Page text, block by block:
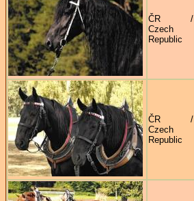
ČR /
Czech
Republic
ČR /
Czech
Republic